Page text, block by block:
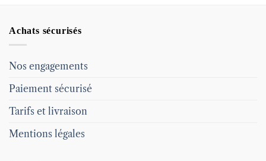
Achats sécurisés
Nos engagements
Paiement sécurisé
Tarifs et livraison
Mentions légales